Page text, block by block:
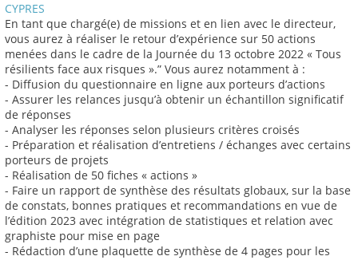
CYPRES
En tant que chargé(e) de missions et en lien avec le directeur,
vous aurez à réaliser le retour d’expérience sur 50 actions
menées dans le cadre de la Journée du 13 octobre 2022 « Tous
résilients face aux risques ».” Vous aurez notamment à :
- Diffusion du questionnaire en ligne aux porteurs d’actions
- Assurer les relances jusqu’à obtenir un échantillon significatif
de réponses
- Analyser les réponses selon plusieurs critères croisés
- Préparation et réalisation d’entretiens / échanges avec certains
porteurs de projets
- Réalisation de 50 fiches « actions »
- Faire un rapport de synthèse des résultats globaux, sur la base
de constats, bonnes pratiques et recommandations en vue de
l’édition 2023 avec intégration de statistiques et relation avec
graphiste pour mise en page
- Rédaction d’une plaquette de synthèse de 4 pages pour les